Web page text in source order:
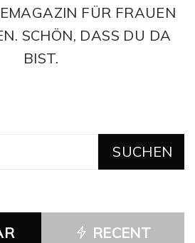
FÜR FRAUEN
SCHÖN, DASS DU DA
BIST.
RECENT